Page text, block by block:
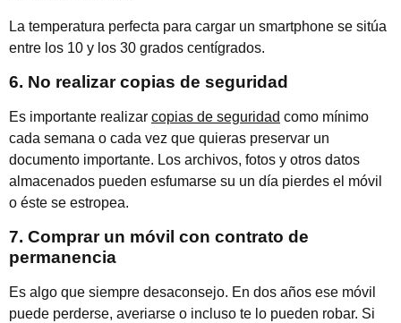
La temperatura perfecta para cargar un smartphone se sitúa
entre los 10 y los 30 grados centígrados.
6. No realizar copias de seguridad
Es importante realizar copias de seguridad como mínimo
cada semana o cada vez que quieras preservar un
documento importante. Los archivos, fotos y otros datos
almacenados pueden esfumarse su un día pierdes el móvil
o éste se estropea.
7. Comprar un móvil con contrato de
permanencia
Es algo que siempre desaconsejo. En dos años ese móvil
puede perderse, averiarse o incluso te lo pueden robar. Si